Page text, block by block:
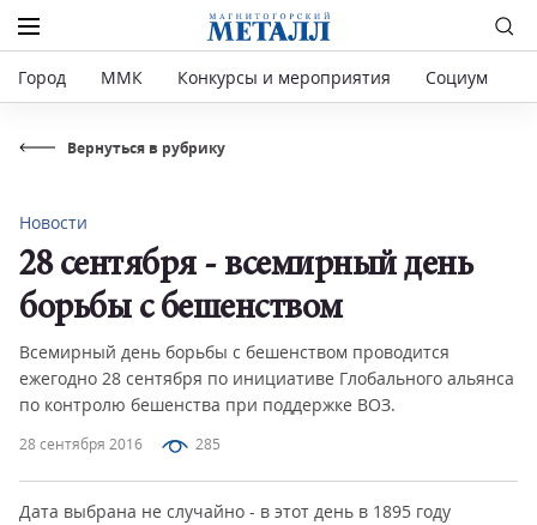
Город ММК Конкурсы и мероприятия Социум
Вернуться в рубрику
28 сентября 2016 285
Новости
28 сентября - всемирный день
борьбы с бешенством
Всемирный день борьбы с бешенством проводится
ежегодно 28 сентября по инициативе Глобального альянса
по контролю бешенства при поддержке ВОЗ.
Дата выбрана не случайно - в этот день в 1895 году